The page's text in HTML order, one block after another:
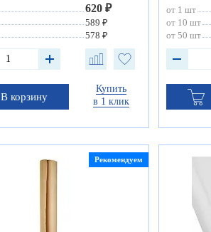
620 ₽
589 ₽
578 ₽
В корзину
Купить
в 1 клик
от 1 шт
от 10 шт
от 50 шт
Рекомендуем